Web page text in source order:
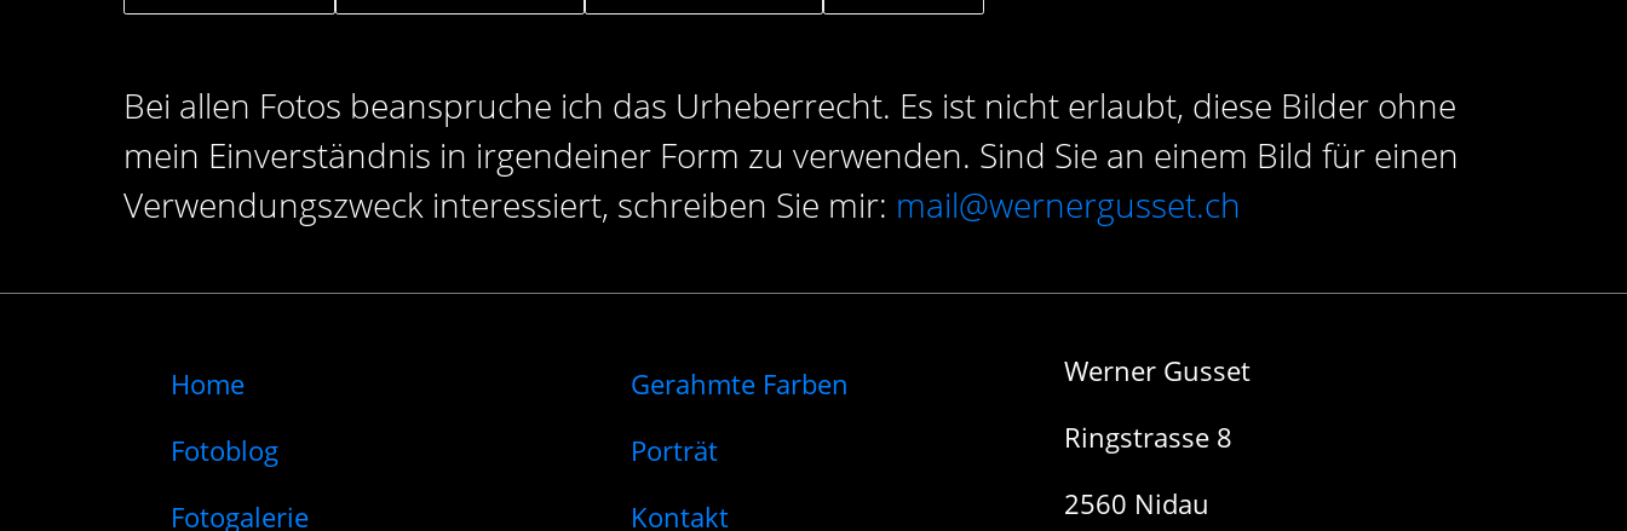
Bei allen Fotos beanspruche ich das Urheberrecht. Es ist nicht erlaubt, diese Bilder ohne
mein Einverständnis in irgendeiner Form zu verwenden. Sind Sie an einem Bild für einen
Verwendungszweck interessiert, schreiben Sie mir: mail@wernergusset.ch
Home
Fotoblog
Fotogalerie
Gerahmte Farben
Porträt
Kontakt
Werner Gusset
Ringstrasse 8
2560 Nidau